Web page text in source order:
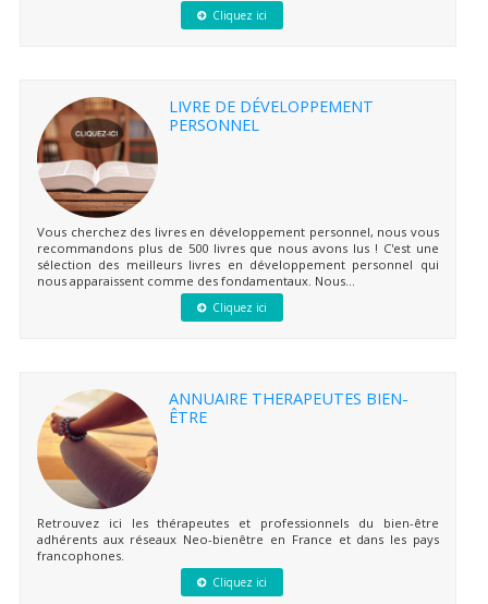
Cliquez ici
LIVRE DE DÉVELOPPEMENT
PERSONNEL
Vous cherchez des livres en développement personnel, nous vous
recommandons plus de 500 livres que nous avons lus ! C'est une
sélection des meilleurs livres en développement personnel qui
nous apparaissent comme des fondamentaux. Nous...
Cliquez ici
ANNUAIRE THERAPEUTES BIEN-
ÊTRE
Retrouvez ici les thérapeutes et professionnels du bien-être
adhérents aux réseaux Neo-bienêtre en France et dans les pays
francophones.
Cliquez ici